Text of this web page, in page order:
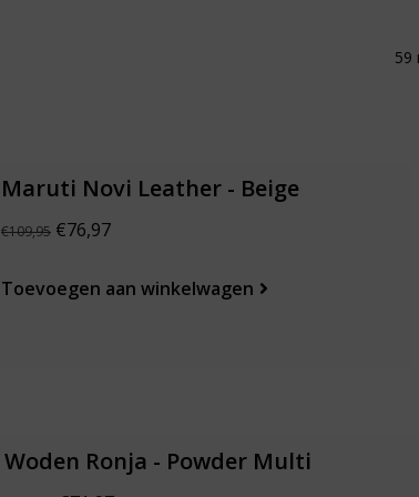
59
Maruti Novi Leather - Beige
€109,95 €76,97
Toevoegen aan winkelwagen
Woden Ronja - Powder Multi